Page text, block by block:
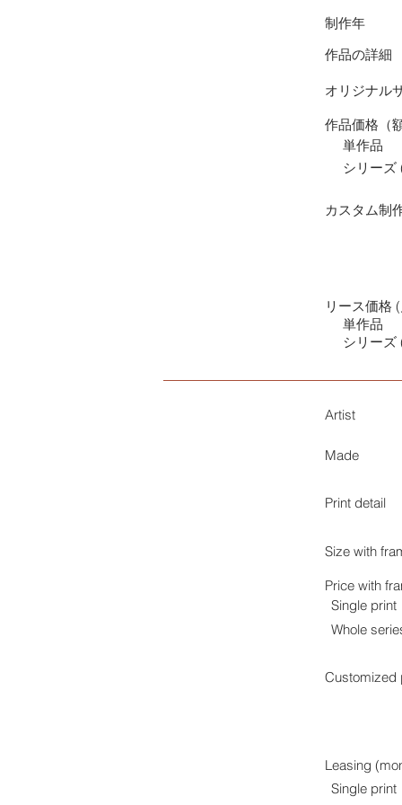
制作年
作品の詳細
オリジナル
作品価格（
単作品
シリーズ
カスタム制
リース価格
単作品
シリーズ
Artist
Made
Print detail
Size with
Price with
Single print
Whole
Customized
Leasing
Single print